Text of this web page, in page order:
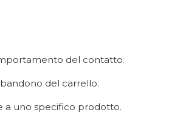
del contatto.
del carrello.
a uno specifico prodotto.